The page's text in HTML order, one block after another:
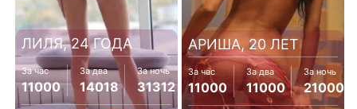
ЛИЛЯ, 24 ГОДА
За час
11000
За два
14018
За ночь
31312
АРИША, 20 ЛЕТ
За час
11000
За два
11000
За ночь
21000